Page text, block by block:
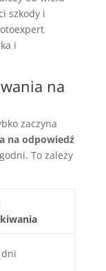
szkody i
i
na
zaczyna
na odpowiedź
To zależy